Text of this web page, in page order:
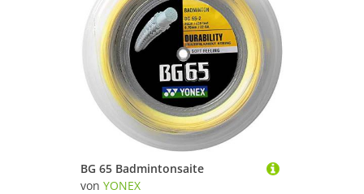
BG 65 Badmintonsaite
von YONEX